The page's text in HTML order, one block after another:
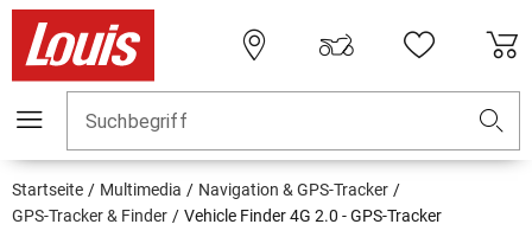
Suchbegriff
Startseite Multimedia
Navigation & GPS-Tracker
GPS-Tracker & Finder
Vehicle Finder 4G 2.0 - GPS-Tracker